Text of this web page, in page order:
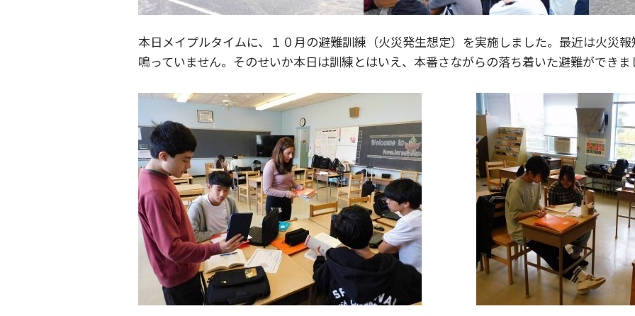
本日メイプルタイムに、１０月の避難訓練（火災発生想定）を実施しました。最近は火災
鳴っていません。そのせいか本日は訓練とはいえ、本番さながらの落ち着いた避難ができま